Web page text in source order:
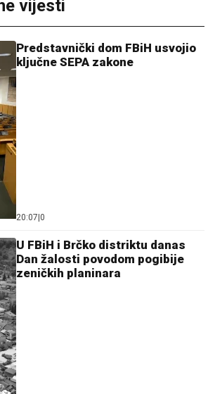
vijesti
Predstavnički dom FBiH usvojio
ključne SEPA zakone
20:07 0
U FBiH i Brčko distriktu danas
Dan žalosti povodom pogibije
zeničkih planinara